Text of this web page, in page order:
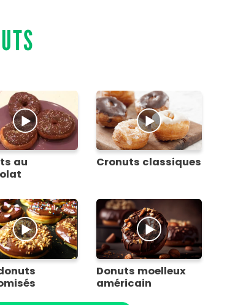
au
Cronuts classiques
Donuts moelleux
américain